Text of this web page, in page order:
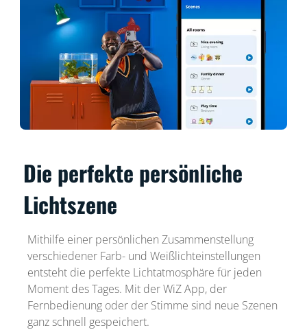
Die perfekte persönliche
Lichtszene
Mithilfe einer persönlichen Zusammenstellung
verschiedener Farb- und Weißlichteinstellungen
entsteht die perfekte Lichtatmosphäre für jeden
Moment des Tages. Mit der WiZ App, der
Fernbedienung oder der Stimme sind neue Szenen
ganz schnell gespeichert.